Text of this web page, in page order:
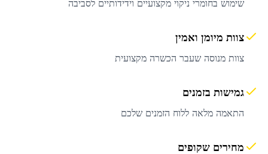
שימוש בחומרי ניקוי מקצועיים וידידותיים לסביבה
צוות מיומן ואמין
צוות מנוסה שעבר הכשרה מקצועית
גמישות בזמנים
התאמה מלאה ללוח הזמנים שלכם
מחירים שקופים